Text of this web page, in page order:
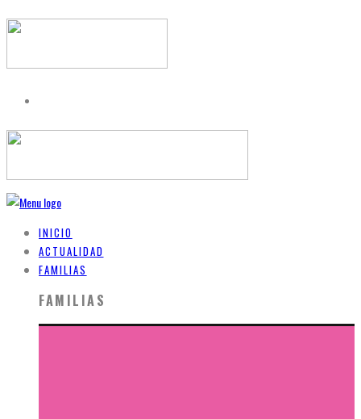
INICIO
ACTUALIDAD
FAMILIAS
FAMILIAS